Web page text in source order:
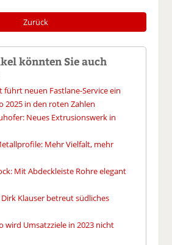
Zurück
könnten Sie auch
führt neuen Fastlane-Service ein
2025 in den roten Zahlen
Neues Extrusionswerk in
Mehr Vielfalt, mehr
Mit Abdeckleiste Rohre elegant
Dirk Klauser betreut südliches
wird Umsatzziele in 2023 nicht